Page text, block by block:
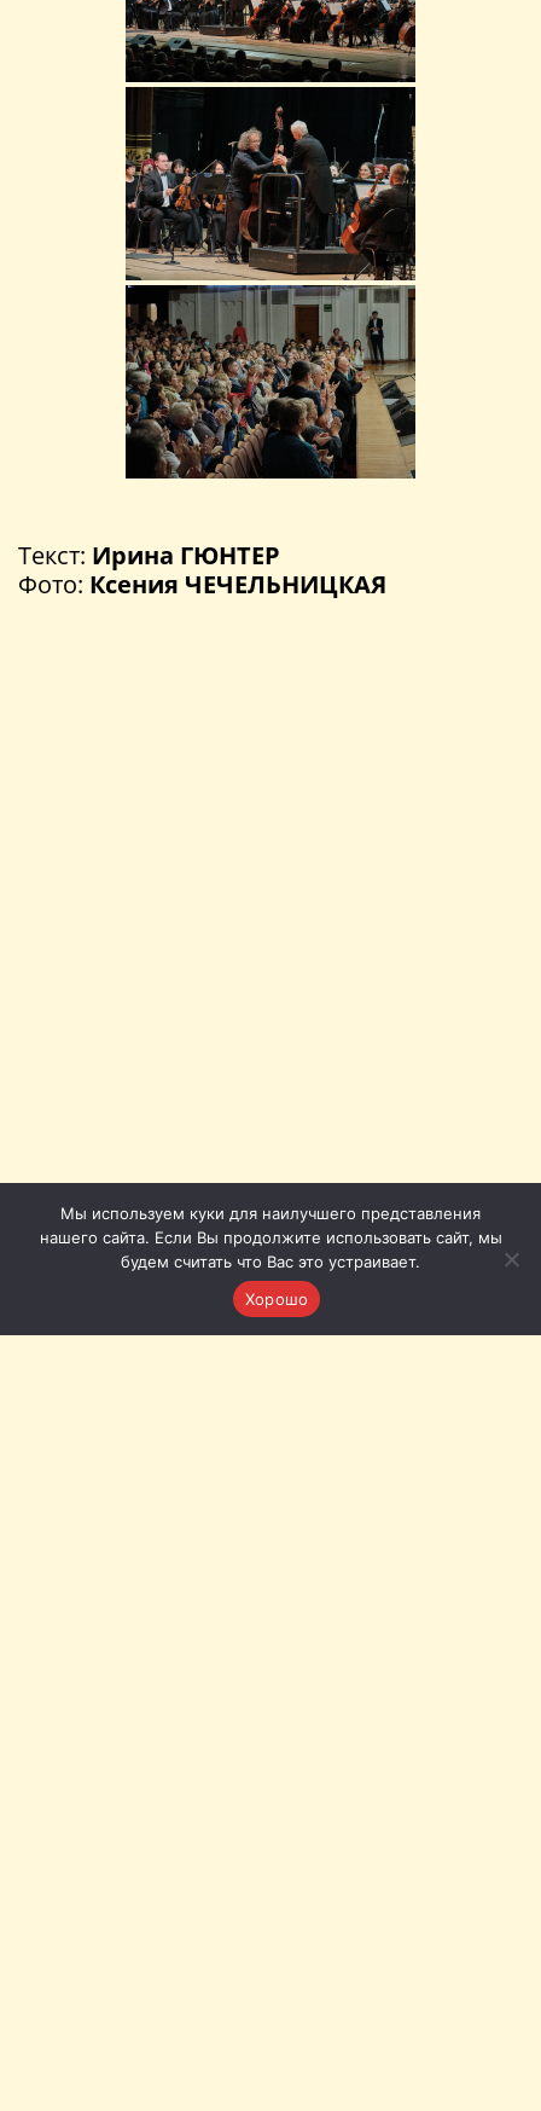
Текст: Ирина ГЮНТЕР
Фото: Ксения ЧЕЧЕЛЬНИЦКАЯ
Мы используем куки для наилучшего представления
нашего сайта. Если Вы продолжите использовать сайт, мы
будем считать что Вас это устраивает.
Хорошо